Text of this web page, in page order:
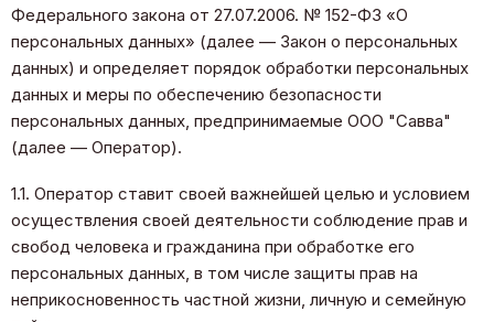
Федерального закона от 27.07.2006. № 152-ФЗ «О
персональных данных» (далее — Закон о персональных
данных) и определяет порядок обработки персональных
данных и меры по обеспечению безопасности
персональных данных, предпринимаемые ООО "Савва"
(далее — Оператор).
1.1. Оператор ставит своей важнейшей целью и условием
осуществления своей деятельности соблюдение прав и
свобод человека и гражданина при обработке его
персональных данных, в том числе защиты прав на
неприкосновенность частной жизни, личную и семейную